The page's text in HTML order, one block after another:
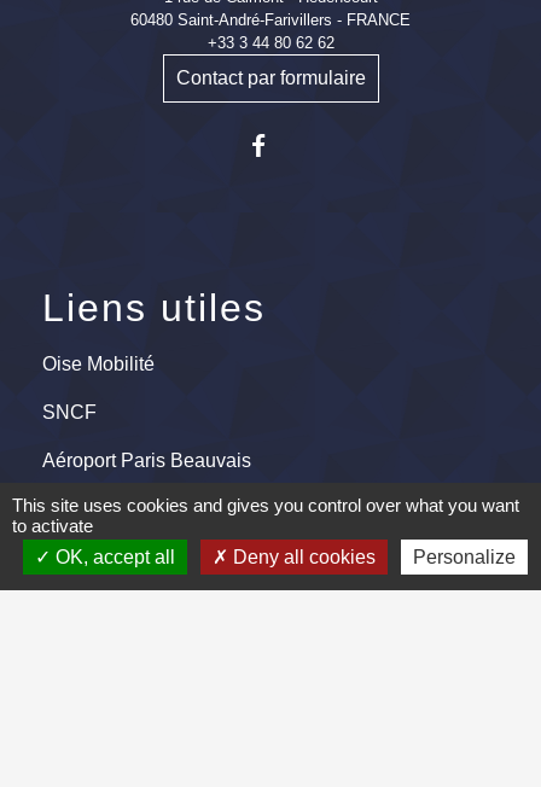
60480 Saint-André-Farivillers - FRANCE
+33 3 44 80 62 62
Contact par formulaire
Liens utiles
Oise Mobilité
SNCF
Aéroport Paris Beauvais
Centre Social Rural de Froissy-
Crèvecoeur
Région Hauts-de-France
This site uses cookies and gives you control over what you want
to activate
OK, accept all
Deny all cookies Personalize